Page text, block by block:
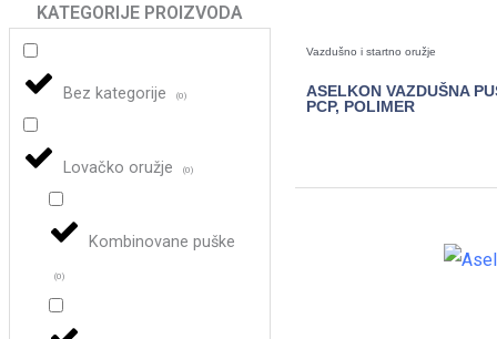
KATEGORIJE PROIZVODA
Bez kategorije (0)
Lovačko oružje (0)
Kombinovane puške
(0)
Vazdušno i startno oružje
ASELKON VAZDUŠNA
PCP, POLIMER